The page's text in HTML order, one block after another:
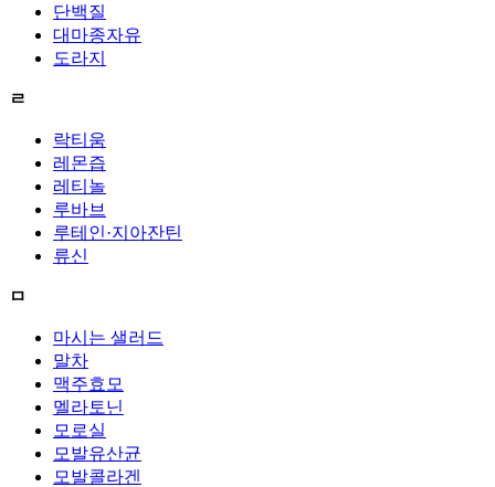
단백질
대마종자유
도라지
ㄹ
락티움
레몬즙
레티놀
루바브
루테인·지아잔틴
류신
ㅁ
마시는 샐러드
말차
맥주효모
멜라토닌
모로실
모발유산균
모발콜라겐